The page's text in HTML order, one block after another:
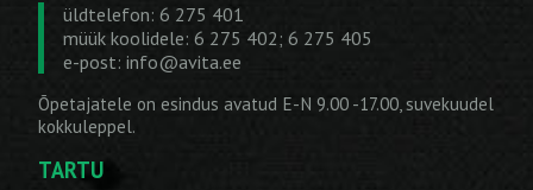
üldtelefon: 6 275 401
müük koolidele: 6 275 402; 6 275 405
e-post: info@avita.ee
Õpetajatele on esindus avatud E-N 9.00 -17.00, suvekuudel
kokkuleppel.
TARTU